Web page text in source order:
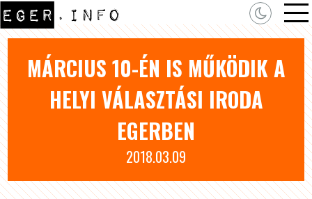
MÁRCIUS 10-ÉN IS MŰKÖDIK A
HELYI VÁLASZTÁSI IRODA
EGERBEN
2018.03.09